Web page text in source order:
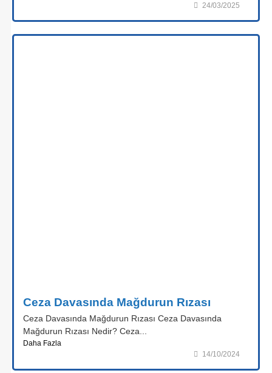
24/03/2025
Ceza Davasında Mağdurun Rızası
Ceza Davasında Mağdurun Rızası Ceza Davasında
Mağdurun Rızası Nedir? Ceza...
Daha Fazla
14/10/2024